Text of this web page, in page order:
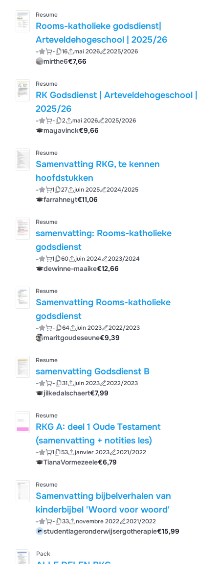
Resume
Rooms-katholieke godsdienst|
Arteveldehogeschool | 2025/26
- - 16 mai 2026 2025/2026
mirthe6€7,66
Resume
RK Godsdienst | Arteveldehogeschool |
2025/26
- - 2 mai 2026 2025/2026
mayavinck€9,66
Resume
Samenvatting RKG, te kennen
hoofdstukken
- 1 27 juin 2025 2024/2025
farrahneyt€11,06
Resume
samenvatting: Rooms-katholieke
godsdienst
- 1 60 juin 2024 2023/2024
dewinne-maaike€12,66
Resume
Samenvatting Rooms-katholieke
godsdienst
- - 64 juin 2023 2022/2023
maritgoudeseune€9,39
Resume
samenvatting Godsdienst B
- - 31 juin 2023 2022/2023
jilkedalschaert€7,99
Resume
RKG A: deel 1 Oude Testament
(samenvatting + notities les)
- 1 53 janvier 2023 2021/2022
TianaVormezeele€6,79
Resume
Samenvatting bijbelverhalen van
kinderbijbel 'Woord voor woord'
- - 33 novembre 2022 2021/2022
studentlageronderwijsergotherapie€15,99
Pack